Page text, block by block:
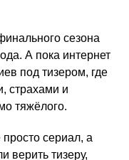
сезона
А пока интернет
под тизером, где
страхами и
тяжёлого.
сериал, а
верить тизеру,